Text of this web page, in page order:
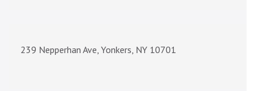
239 Nepperhan Ave, Yonkers, NY 10701